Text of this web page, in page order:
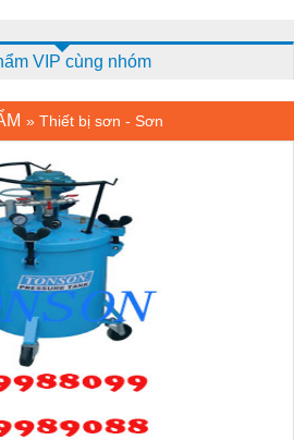
VIP cùng nhóm
» Thiết bị sơn - Sơn